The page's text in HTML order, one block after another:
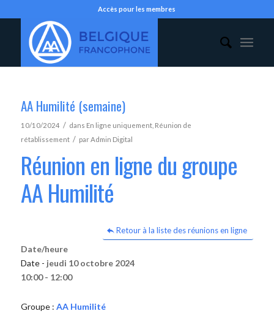
Accès pour les membres
AA Humilité (semaine)
10/10/2024 / dans En ligne uniquement, Réunion de
rétablissement / parAdmin Digital
Réunion en ligne du groupe
AA Humilité
Retour à la liste des réunions en ligne
Date/heure
Date - jeudi 10 octobre 2024
10:00 - 12:00
Groupe : AA Humilité